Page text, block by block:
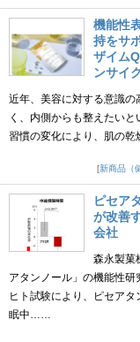
機能性
持をサ
ザイム
ンサイ
近年、美容に対する意識
く、内側からも整えたい
習慣の変化により、肌の
新商品（
ピセア
が改善
会社
森永製菓
アタンノール」の機能性
ヒト試験により、ピセア
眠中……